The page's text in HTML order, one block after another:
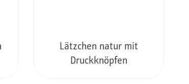
Lätzchen natur mit
Druckknöpfen